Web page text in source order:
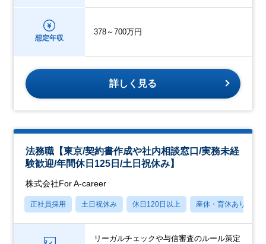
想定年収
378～700万円
詳しく見る
法務職【東京/契約書作成や社内相談窓口/実務未経
験歓迎/年間休日125日/土日祝休み】
株式会社For A-career
正社員採用 土日祝休み 休日120日以上 産休・育休あり
リーガルチェックや与信審査のルール策定